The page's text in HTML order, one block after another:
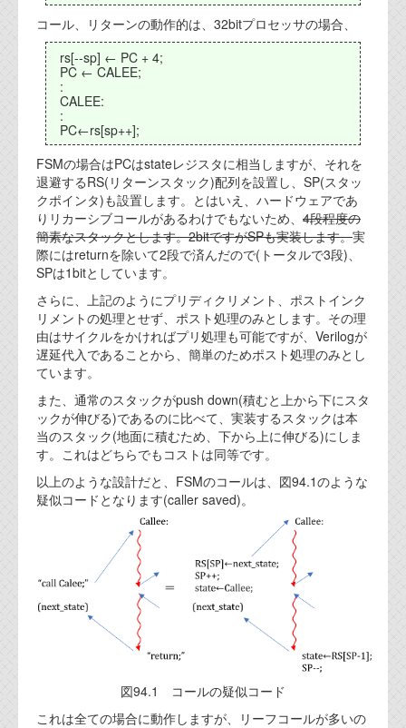
コール、リターンの動作的は、32bitプロセッサの場合、
rs[--sp] ← PC + 4;
PC ← CALEE;
:
CALEE:
:
PC←rs[sp++];
FSMの場合はPCはstateレジスタに相当しますが、それを
退避するRS(リターンスタック)配列を設置し、SP(スタッ
クポインタ)も設置します。とはいえ、ハードウェアであ
りリカーシブコールがあるわけでもないため、 4段程度の
簡素なスタックとします。2bitですがSPも実装します。実
際にはreturnを除いて2段で済んだので(トータルで3段)、
SPは1bitとしています。
さらに、上記のようにプリディクリメント、ポストインク
リメントの処理とせず、ポスト処理のみとします。その理
由はサイクルをかければプリ処理も可能ですが、Verilogが
遅延代入であることから、簡単のためポスト処理のみとし
ています。
また、通常のスタックがpush down(積むと上から下にスタ
ックが伸びる)であるのに比べて、実装するスタックは本
当のスタック(地面に積むため、下から上に伸びる)にしま
す。これはどちらでもコストは同等です。
以上のような設計だと、FSMのコールは、図94.1のような
疑似コードとなります(caller saved)。
図94.1 コールの疑似コード
これは全ての場合に動作しますが、リーフコールが多いの